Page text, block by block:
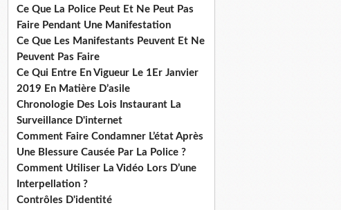
Ce Que La Police Peut Et Ne Peut Pas
Faire Pendant Une Manifestation
Ce Que Les Manifestants Peuvent Et Ne
Peuvent Pas Faire
Ce Qui Entre En Vigueur Le 1Er Janvier
2019 En Matière D’asile
Chronologie Des Lois Instaurant La
Surveillance D'internet
Comment Faire Condamner L’état Après
Une Blessure Causée Par La Police ?
Comment Utiliser La Vidéo Lors D’une
Interpellation ?
Contrôles D'identité